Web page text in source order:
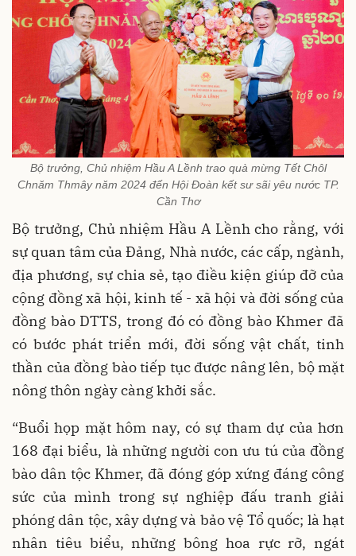
Bộ trưởng, Chủ nhiệm Hầu A Lềnh trao quà mừng Tết Chôl
Chnăm Thmây năm 2024 đến Hội Đoàn kết sư sãi yêu nước TP.
Cần Thơ
Bộ trưởng, Chủ nhiệm Hầu A Lềnh cho rằng, với
sự quan tâm của Đảng, Nhà nước, các cấp, ngành,
địa phương, sự chia sẻ, tạo điều kiện giúp đỡ của
cộng đồng xã hội, kinh tế - xã hội và đời sống của
đồng bào DTTS, trong đó có đồng bào Khmer đã
có bước phát triển mới, đời sống vật chất, tinh
thần của đồng bào tiếp tục được nâng lên, bộ mặt
nông thôn ngày càng khởi sắc.
“Buổi họp mặt hôm nay, có sự tham dự của hơn
168 đại biểu, là những người con ưu tú của đồng
bào dân tộc Khmer, đã đóng góp xứng đáng công
sức của mình trong sự nghiệp đấu tranh giải
phóng dân tộc, xây dựng và bảo vệ Tổ quốc; là hạt
nhân tiêu biểu, những bông hoa rực rỡ, ngát